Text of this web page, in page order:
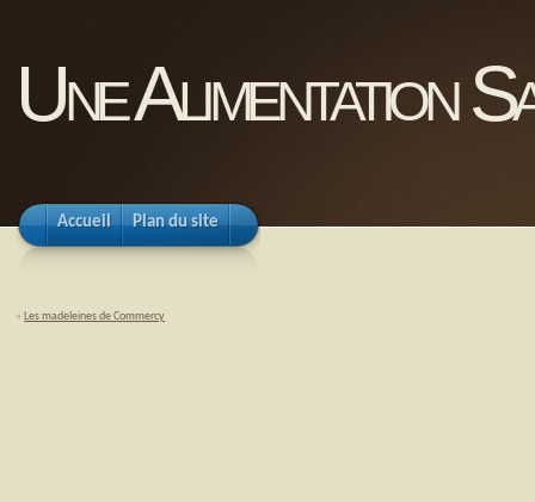
Une Alimentation
Accueil Plan du site
« Les madeleines de Commercy